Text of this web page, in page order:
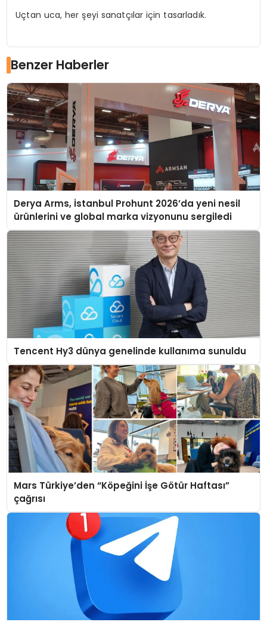
Uçtan uca, her şeyi sanatçılar için tasarladık.
Benzer Haberler
Derya Arms, İstanbul Prohunt 2026’da yeni nesil
ürünlerini ve global marka vizyonunu sergiledi
Tencent Hy3 dünya genelinde kullanıma sunuldu
Mars Türkiye’den “Köpeğini İşe Götür Haftası”
çağrısı